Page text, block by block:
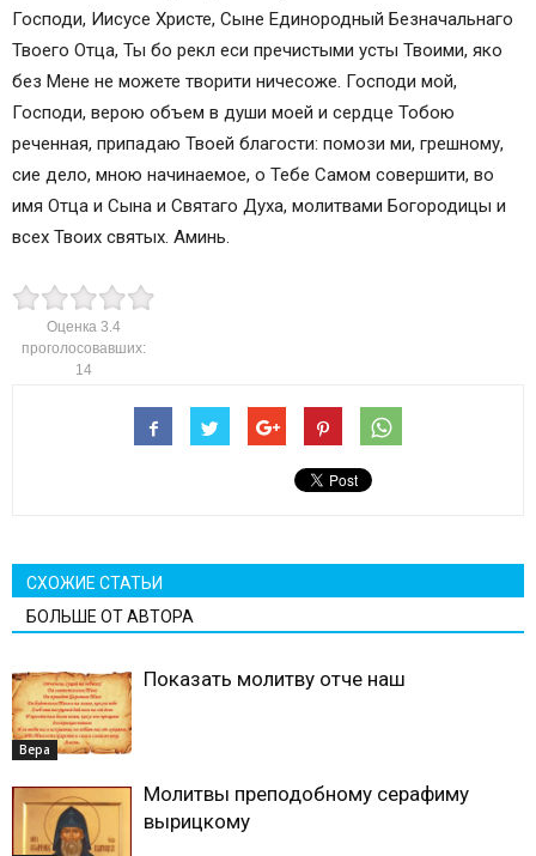
Господи, Иисусе Христе, Сыне Единородный Безначальнаго
Твоего Отца, Ты бо рекл еси пречистыми усты Твоими, яко
без Мене не можете творити ничесоже. Господи мой,
Господи, верою объем в души моей и сердце Тобою
реченная, припадаю Твоей благости: помози ми, грешному,
сие дело, мною начинаемое, о Тебе Самом совершити, во
имя Отца и Сына и Святаго Духа, молитвами Богородицы и
всех Твоих святых. Аминь.
Оценка 3.4
проголосовавших:
14
СХОЖИЕ СТАТЬИ
БОЛЬШЕ ОТ АВТОРА
Вера
Показать молитву отче наш
Молитвы преподобному серафиму
вырицкому